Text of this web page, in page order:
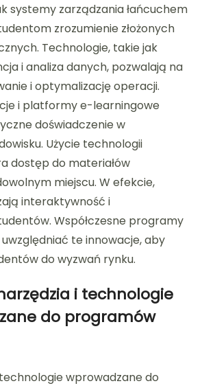
systemy zarządzania łańcuchem
zrozumienie złożonych
Technologie, takie jak
i analiza danych, pozwalają na
i optymalizację operacji.
i platformy e-learningowe
doświadczenie w
Użycie technologii
dostęp do materiałów
miejscu. W efekcie,
interaktywność i
Współczesne programy
te innowacje, aby
do wyzwań rynku.
i technologie
do programów
wprowadzane do